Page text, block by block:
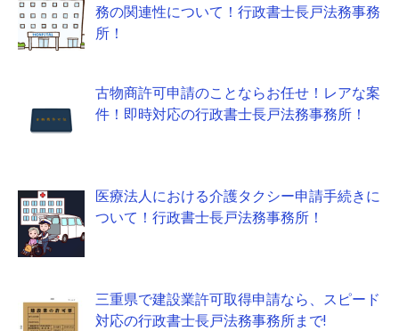
務の関連性について！行政書士長戸法務事務
所！
古物商許可申請のことならお任せ！レアな案
件！即時対応の行政書士長戸法務事務所！
医療法人における介護タクシー申請手続きに
ついて！行政書士長戸法務事務所！
三重県で建設業許可取得申請なら、スピード
対応の行政書士長戸法務事務所まで!